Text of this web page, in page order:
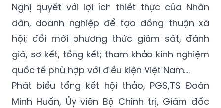
Nghị quyết với lợi ích thiết thực của Nhân
dân, doanh nghiệp để tạo đồng thuận xã
hội; đổi mới phương thức giám sát, đánh
giá, sơ kết, tổng kết; tham khảo kinh nghiệm
quốc tế phù hợp với điều kiện Việt Nam….
Phát biểu tổng kết hội thảo, PGS,TS Đoàn
Minh Huấn, Ủy viên Bộ Chính trị, Giám đốc